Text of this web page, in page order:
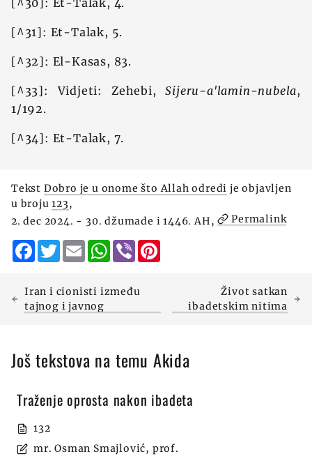
[^30]: Et-Talak, 4.
[^31]: Et-Talak, 5.
[^32]: El-Kasas, 83.
[^33]: Vidjeti: Zehebi,Sijeru-a'lamin-nubela,
1/192.
[^34]: Et-Talak, 7.
Tekst Dobro je u onome što Allah odredi je objavljen
u broju123,
2. dec 2024. - 30. džumade i 1446. AH,
Permalink
Facebook
TwitterEmailWhatsApp
Viber
Iran i cionisti između
tajnog i javnog
Život satkan
ibadetskim nitima
Još tekstova na temu Akida
Traženje oprosta nakon ibadeta
132
mr. Osman Smajlović, prof.